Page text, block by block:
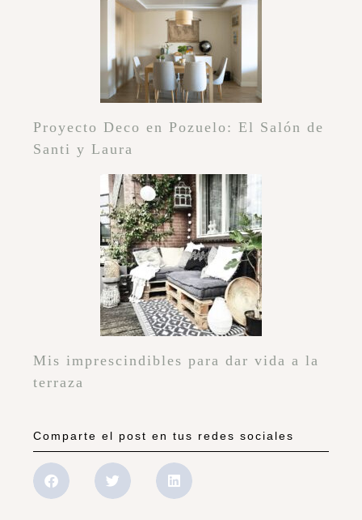
Proyecto Deco en Pozuelo: El Salón de
Santi y Laura
Mis imprescindibles para dar vida a la
terraza
Comparte el post en tus redes sociales